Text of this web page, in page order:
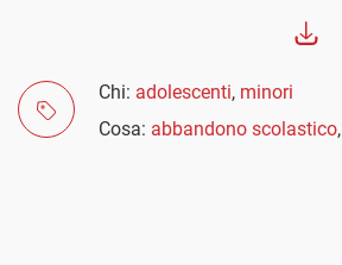
Chi: adolescenti, minori
Cosa: abbandono scolastico,